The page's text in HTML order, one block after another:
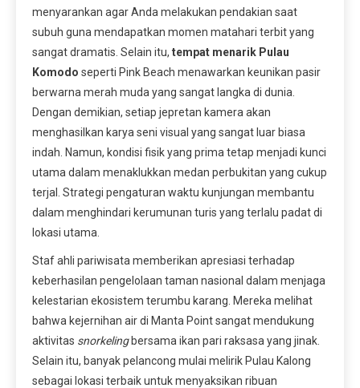
menyarankan agar Anda melakukan pendakian saat
subuh guna mendapatkan momen matahari terbit yang
sangat dramatis. Selain itu, tempat menarik Pulau
Komodo seperti Pink Beach menawarkan keunikan pasir
berwarna merah muda yang sangat langka di dunia.
Dengan demikian, setiap jepretan kamera akan
menghasilkan karya seni visual yang sangat luar biasa
indah. Namun, kondisi fisik yang prima tetap menjadi kunci
utama dalam menaklukkan medan perbukitan yang cukup
terjal. Strategi pengaturan waktu kunjungan membantu
dalam menghindari kerumunan turis yang terlalu padat di
lokasi utama.
Staf ahli pariwisata memberikan apresiasi terhadap
keberhasilan pengelolaan taman nasional dalam menjaga
kelestarian ekosistem terumbu karang. Mereka melihat
bahwa kejernihan air di Manta Point sangat mendukung
aktivitas snorkelingbersama ikan pari raksasa yang jinak.
Selain itu, banyak pelancong mulai melirik Pulau Kalong
sebagai lokasi terbaik untuk menyaksikan ribuan